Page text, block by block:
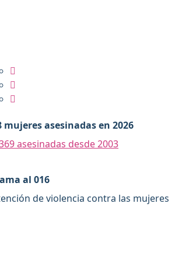
mujeres asesinadas en 2026
asesinadas desde 2003
al 016
de violencia contra las mujeres